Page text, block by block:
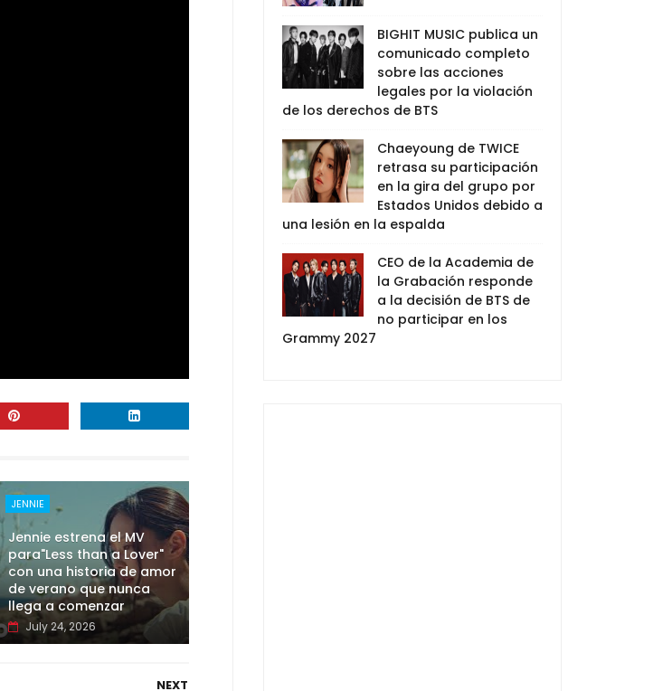
JENNIE
Jennie estrena el MV
para"Less than a Lover"
con una historia de amor
de verano que nunca
llega a comenzar
July 24, 2026
NEXT
BIGHIT MUSIC publica un
comunicado completo
sobre las acciones
legales por la violación
de los derechos de BTS
Chaeyoung de TWICE
retrasa su participación
en la gira del grupo por
Estados Unidos debido a
una lesión en la espalda
CEO de la Academia de
la Grabación responde
a la decisión de BTS de
no participar en los
Grammy 2027